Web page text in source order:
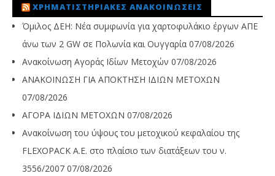
ΧΡΗΜΑΤΙΣΤΗΡΙΑΚΈΣ ΑΝΑΚΟΙΝΏΣΕΙΣ
Όμιλος ΔΕΗ: Νέα συμφωνία για χαρτοφυλάκιο έργων ΑΠΕ
άνω των 2 GW σε Πολωνία και Ουγγαρία 07/08/2026
Ανακοίνωση Αγοράς Ιδίων Μετοχών 07/08/2026
ΑΝΑΚΟΙΝΩΣΗ ΓΙΑ ΑΠΟΚΤΗΣΗ ΙΔΙΩΝ ΜΕΤΟΧΩΝ
07/08/2026
ΑΓΟΡΑ ΙΔΙΩΝ ΜΕΤΟΧΩΝ 07/08/2026
Ανακοίνωση του ύψους του μετοχικού κεφαλαίου της
FLEXOPACK A.E. στο πλαίσιο των διατάξεων του ν.
3556/2007 07/08/2026